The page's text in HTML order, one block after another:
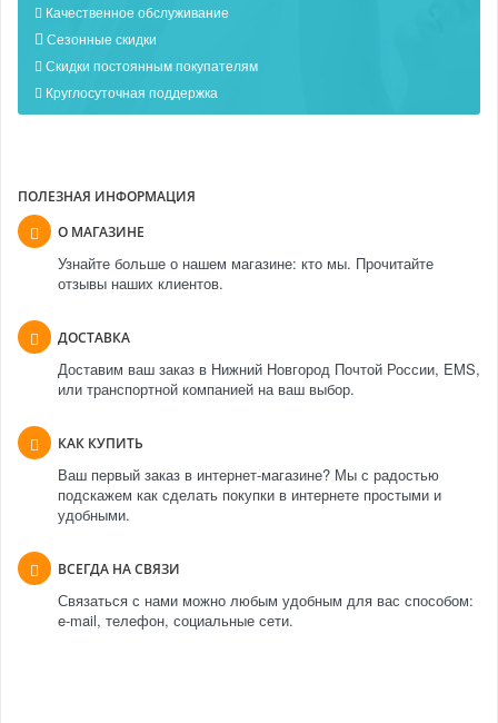
Качественное обслуживание
Сезонные скидки
Скидки постоянным покупателям
Круглосуточная поддержка
ПОЛЕЗНАЯ ИНФОРМАЦИЯ
О МАГАЗИНЕ
Узнайте больше о нашем магазине: кто мы. Прочитайте
отзывы наших клиентов.
ДОСТАВКА
Доставим ваш заказ в Нижний Новгород Почтой России, EMS,
или транспортной компанией на ваш выбор.
КАК КУПИТЬ
Ваш первый заказ в интернет-магазине? Мы с радостью
подскажем как сделать покупки в интернете простыми и
удобными.
ВСЕГДА НА СВЯЗИ
Связаться с нами можно любым удобным для вас способом:
e-mail, телефон, социальные сети.